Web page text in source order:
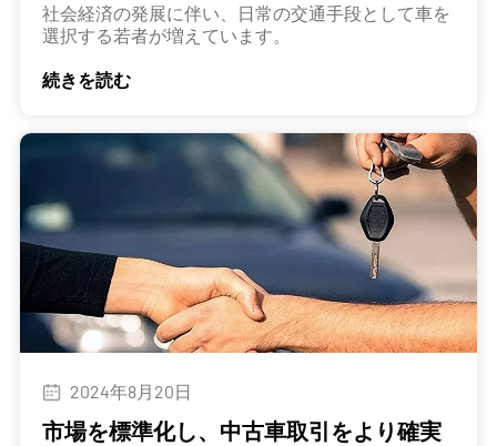
社会経済の発展に伴い、日常の交通手段として車を
選択する若者が増えています。
続きを読む
2024年8月20日
市場を標準化し、中古車取引をより確​​実